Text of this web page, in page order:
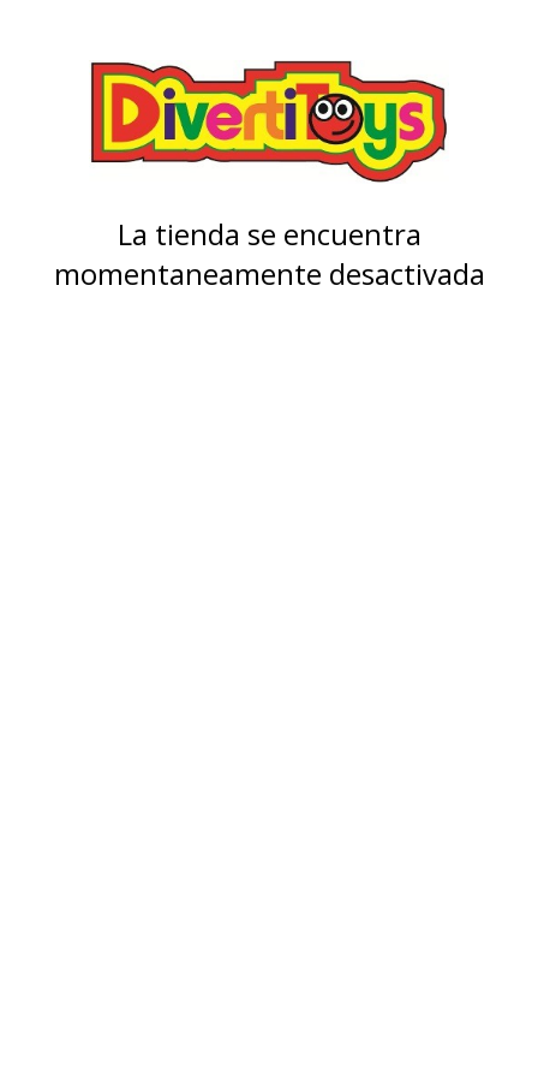
La tienda se encuentra
momentaneamente desactivada